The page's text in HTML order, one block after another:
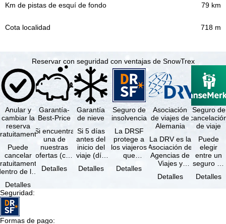
79 km
718 m
Reservar con seguridad con ventajas de SnowTrex
Anular y
cambiar la
reserva
Puede
cancelar
de los
a
reserva, …
Detalles
Garantía-
Best-Price
Si encuentra
una de
nuestras
ofertas (con
prestaciones
Detalles
Garantía
de nieve
Si 5 días
antes del
inicio del
viaje (día
ninguna de
Detalles
Seguro de
insolvencia
La DRSF
protege a
los viajeros
que
viaje
Detalles
Asociación
de viajes de
Alemania
La DRV es la
Asociación de
Agencias de
Viajes y
más grande
Detalles
Seguro de
de viaje
Puede
elegir
entre un
seguro de
de viaje
Detalles
Seguridad:
Formas de pago: